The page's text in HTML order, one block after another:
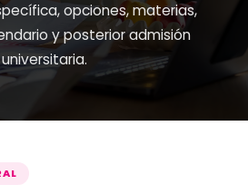
opciones, materias,
y posterior admisión
universitaria.